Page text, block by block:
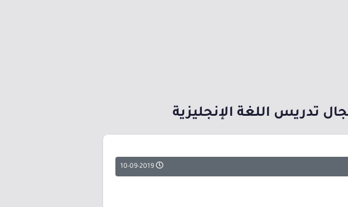
تدريس اللغة الإنجليزية